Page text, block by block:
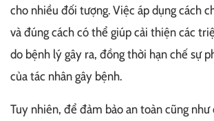
cho nhiều đối tượng. Việc áp dụng cách
và đúng cách có thể giúp cải thiện các
do bệnh lý gây ra, đồng thời hạn chế sự
của tác nhân gây bệnh.
Tuy nhiên, để đảm bảo an toàn cũng